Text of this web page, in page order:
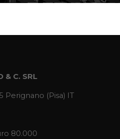
& C. SRL
Perignano (Pisa) IT
80.000